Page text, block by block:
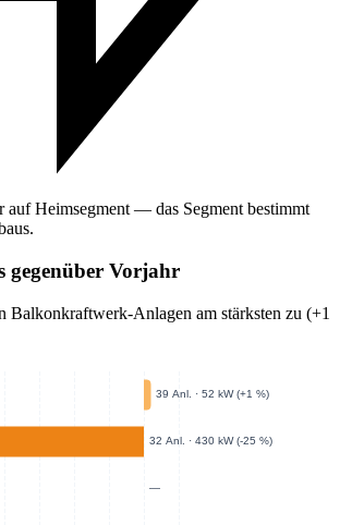
auf Heimsegment — das Segment bestimmt
gegenüber Vorjahr
Balkonkraftwerk-Anlagen am stärksten zu (+1